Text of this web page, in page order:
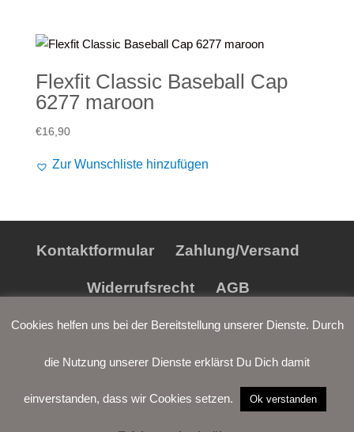
Flexfit Classic Baseball Cap
6277 maroon
€16,90
Zur Wunschliste hinzufügen
Kontaktformular Zahlung/Versand
Widerrufsrecht AGB
Datenschutz Impressum
Cookies helfen uns bei der Bereitstellung unserer Dienste. Durch
die Nutzung unserer Dienste erklärst Du Dich damit
einverstanden, dass wir Cookies setzen. Ok verstanden